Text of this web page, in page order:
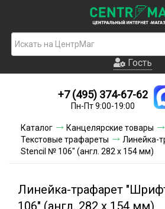
Гость
Новинки
Условия
Условия оплаты
Акции и скидки
Гость
+7 (495) 374-67-62
Пн-Пт 9:00-19:00
Каталог Канцелярские товары
Текстовые трафареты
Линейка-
Stencil № 106" (англ. 282 х 154 мм)
Линейка-трафарет
106" (англ. 282 х 154 мм)